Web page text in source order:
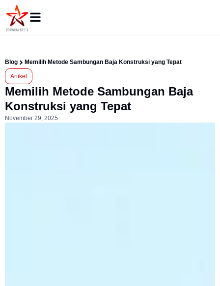
Blog Memilih Metode Sambungan Baja Konstruksi yang Tepat
Artikel
Memilih Metode Sambungan Baja
Konstruksi yang Tepat
November 29, 2025